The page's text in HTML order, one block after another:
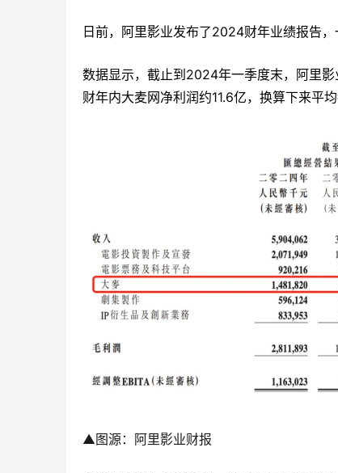
日前，阿里影业发布了2024财年业绩报告
数据显示，截止到2024年一季度末，阿里
财年内大麦网净利润约11.6亿，换算下来平
▲图源：阿里影业财报